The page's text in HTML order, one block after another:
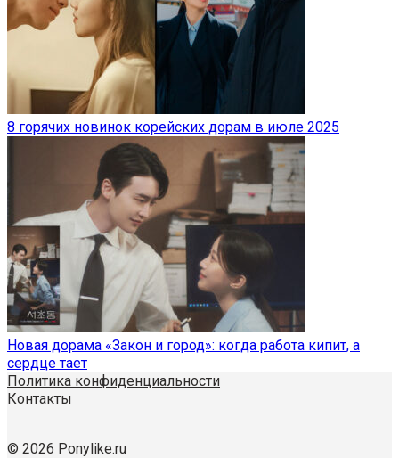
8 горячих новинок корейских дорам в июле 2025
Новая дорама «Закон и город»: когда работа кипит, а
сердце тает
Политика конфиденциальности
Контакты
© 2026 Ponylike.ru